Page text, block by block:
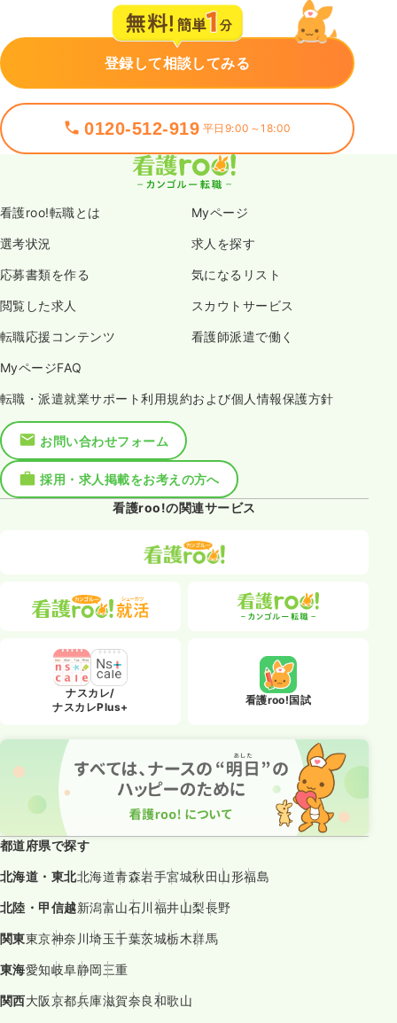
登録して相談してみる
0120-512-919 平日9:00～18:00
看護roo!転職とは Myページ
選考状況 求人を探す
応募書類を作る 気になるリスト
閲覧した求人 スカウトサービス
転職応援コンテンツ 看護師派遣で働く
MyページFAQ
転職・派遣就業サポート利用規約および個人情報保護方針
お問い合わせフォーム
採用・求人掲載をお考えの方へ
看護roo!の関連サービス
ナスカレ/
ナスカレPlus+
看護roo!国試
都道府県で探す
北海道・東北北海道青森岩手宮城秋田山形福島
北陸・甲信越新潟富山石川福井山梨長野
関東東京神奈川埼玉千葉茨城栃木群馬
東海愛知岐阜静岡三重
関西大阪京都兵庫滋賀奈良和歌山